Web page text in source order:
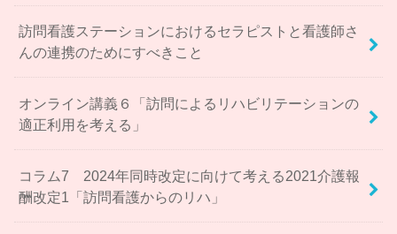
訪問看護ステーションにおけるセラピストと看護師さ
んの連携のためにすべきこと
オンライン講義６「訪問によるリハビリテーションの
適正利用を考える」
コラム7 2024年同時改定に向けて考える2021介護報
酬改定1「訪問看護からのリハ」